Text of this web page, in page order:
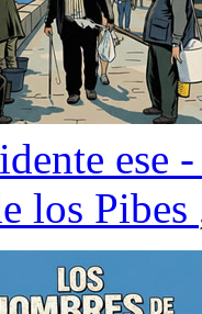
ese
los Pibes